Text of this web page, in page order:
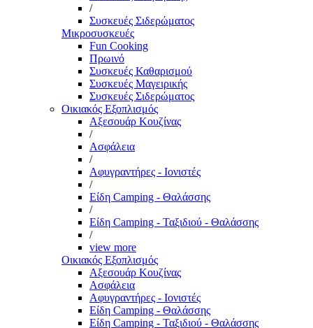
/
Συσκευές Σιδερώματος
Μικροσυσκευές
Fun Cooking
Πρωινό
Συσκευές Καθαρισμού
Συσκευές Μαγειρικής
Συσκευές Σιδερώματος
Οικιακός Εξοπλισμός
Αξεσουάρ Κουζίνας
/
Ασφάλεια
/
Αφυγραντήρες - Ιονιστές
/
Είδη Camping - Θαλάσσης
/
Είδη Camping - Ταξιδιού - Θαλάσσης
/
view more
Οικιακός Εξοπλισμός
Αξεσουάρ Κουζίνας
Ασφάλεια
Αφυγραντήρες - Ιονιστές
Είδη Camping - Θαλάσσης
Είδη Camping - Ταξιδιού - Θαλάσσης